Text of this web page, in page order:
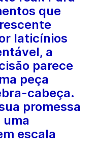
que
laticínios
a
parece
peça
cabeça.
promessa
uma
escala